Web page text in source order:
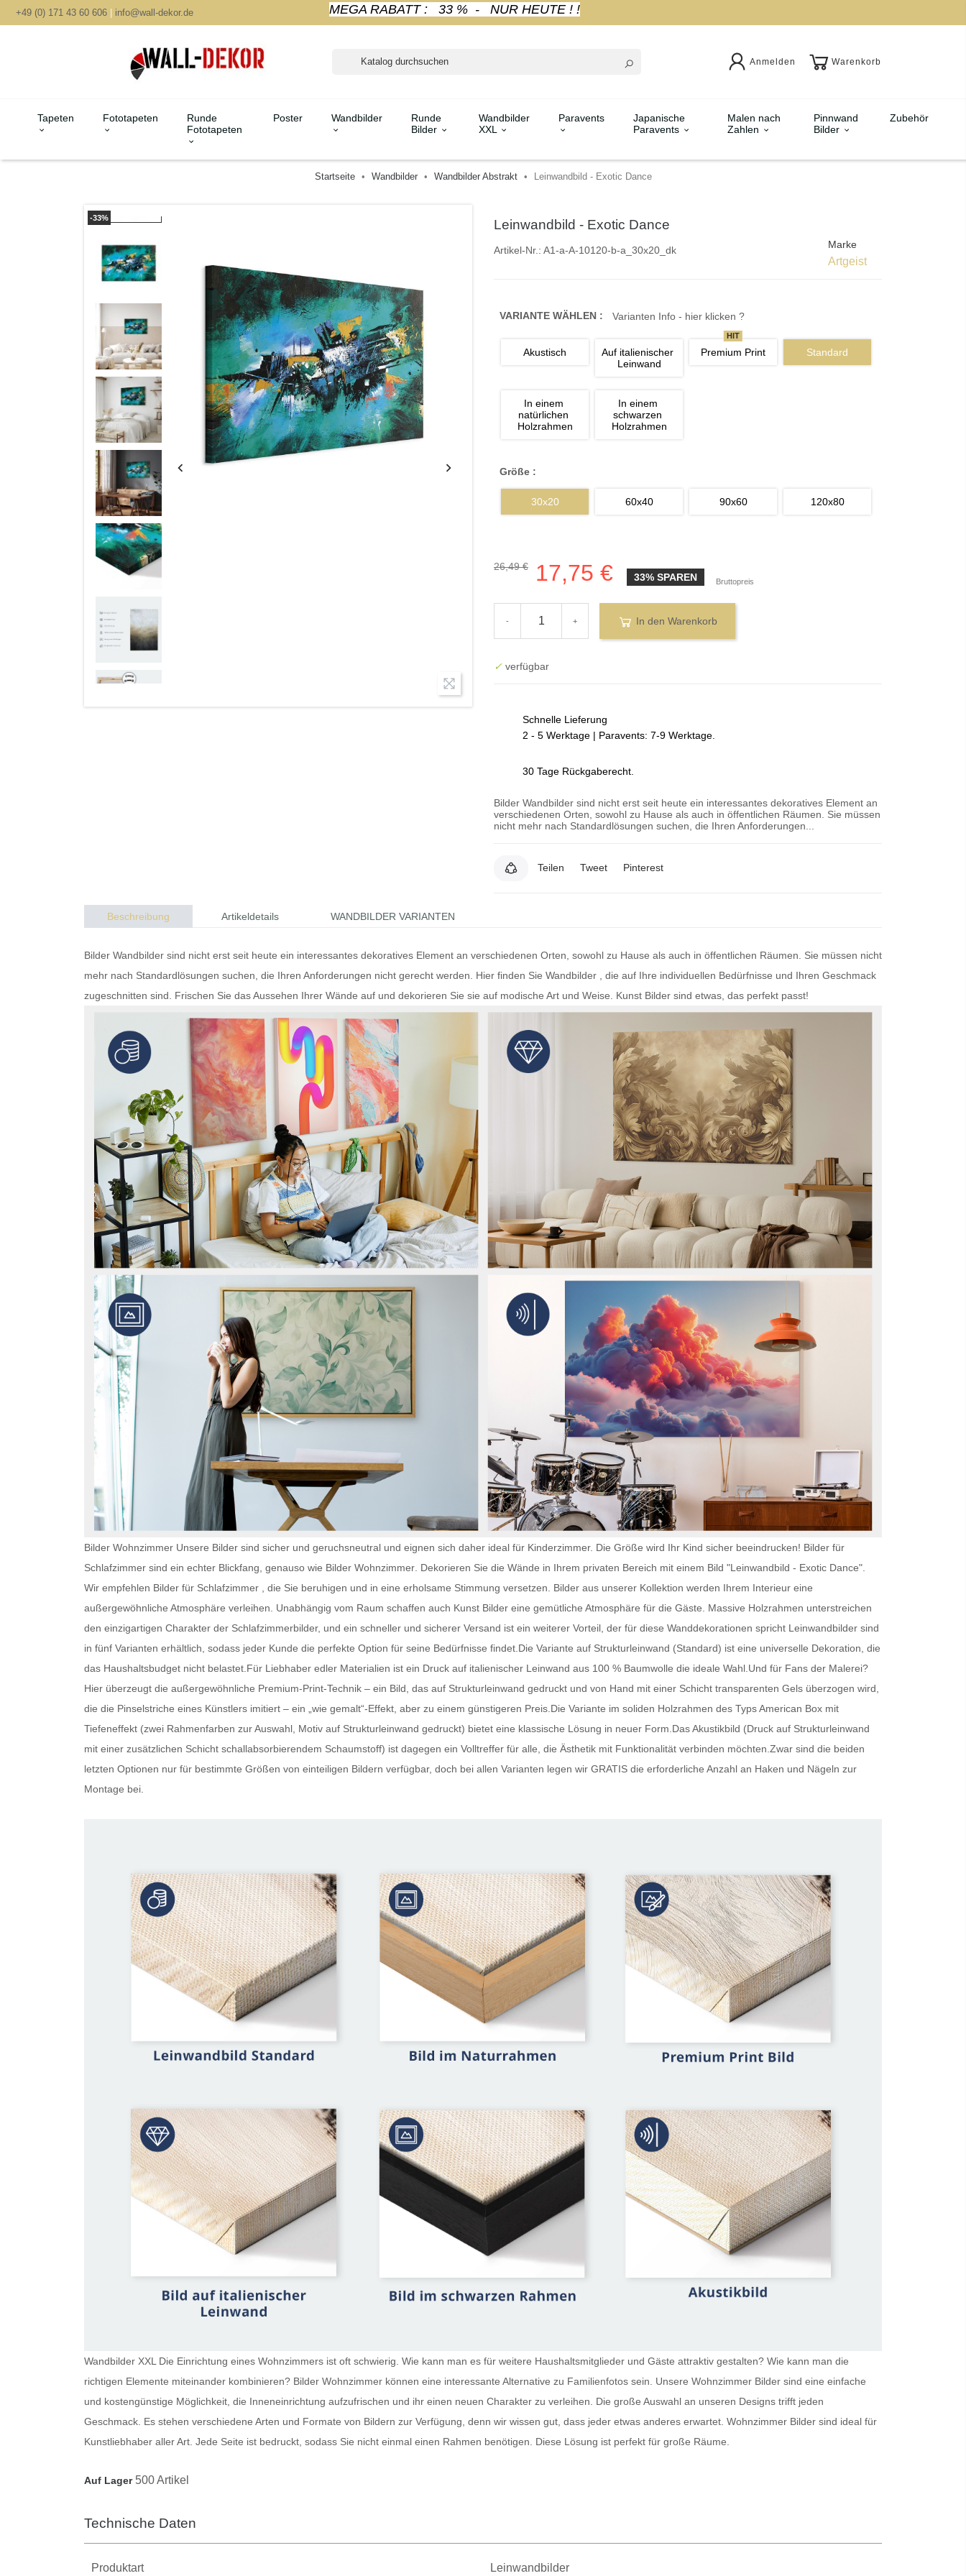
+49 (0) 171 43 60 606 | info@wall-dekor.de MEGA RABATT : 33 % - NUR HEUTE ! !
Anmelden Warenkorb
Tapeten Fototapeten
Runde
Fototapeten
Poster Wandbilder
Runde
Bilder
Wandbilder
XXL
Paravents
Japanische
Paravents
Malen nach
Zahlen
Pinnwand
Bilder
Zubehör
Startseite Wandbilder Wandbilder Abstrakt Leinwandbild - Exotic Dance
-33% Leinwandbild - Exotic Dance
Artikel-Nr.: A1-a-A-10120-b-a_30x20_dk Marke
Artgeist
VARIANTE WÄHLEN : Varianten Info - hier klicken ?
Akustisch
Auf italienischer
Leinwand
Premium Print
HIT
Standard
In einem
natürlichen
Holzrahmen
In einem
schwarzen
Holzrahmen
Größe :
30x20 60x40 90x60 120x80
26,49 € 17,75 € 33% SPAREN Bruttopreis
- + In den Warenkorb
✓ verfügbar
Schnelle Lieferung
2 - 5 Werktage | Paravents: 7-9 Werktage.
30 Tage Rückgaberecht.
Bilder Wandbilder sind nicht erst seit heute ein interessantes dekoratives Element an
verschiedenen Orten, sowohl zu Hause als auch in öffentlichen Räumen. Sie müssen
nicht mehr nach Standardlösungen suchen, die Ihren Anforderungen...
Teilen Tweet Pinterest
Beschreibung Artikeldetails WANDBILDER VARIANTEN
Bilder Wandbilder sind nicht erst seit heute ein interessantes dekoratives Element an verschiedenen Orten, sowohl zu Hause als auch in öffentlichen Räumen. Sie müssen nicht
mehr nach Standardlösungen suchen, die Ihren Anforderungen nicht gerecht werden. Hier finden Sie Wandbilder , die auf Ihre individuellen Bedürfnisse und Ihren Geschmack
zugeschnitten sind. Frischen Sie das Aussehen Ihrer Wände auf und dekorieren Sie sie auf modische Art und Weise. Kunst Bilder sind etwas, das perfekt passt!
Bilder Wohnzimmer Unsere Bilder sind sicher und geruchsneutral und eignen sich daher ideal für Kinderzimmer. Die Größe wird Ihr Kind sicher beeindrucken! Bilder für
Schlafzimmer sind ein echter Blickfang, genauso wie Bilder Wohnzimmer . Dekorieren Sie die Wände in Ihrem privaten Bereich mit einem Bild "Leinwandbild - Exotic Dance".
Wir empfehlen Bilder für Schlafzimmer , die Sie beruhigen und in eine erholsame Stimmung versetzen. Bilder aus unserer Kollektion werden Ihrem Interieur eine
außergewöhnliche Atmosphäre verleihen. Unabhängig vom Raum schaffen auch Kunst Bilder eine gemütliche Atmosphäre für die Gäste. Massive Holzrahmen unterstreichen
den einzigartigen Charakter der Schlafzimmerbilder, und ein schneller und sicherer Versand ist ein weiterer Vorteil, der für diese Wanddekorationen spricht Leinwandbilder sind
in fünf Varianten erhältlich, sodass jeder Kunde die perfekte Option für seine Bedürfnisse findet.Die Variante auf Strukturleinwand (Standard) ist eine universelle Dekoration, die
das Haushaltsbudget nicht belastet.Für Liebhaber edler Materialien ist ein Druck auf italienischer Leinwand aus 100 % Baumwolle die ideale Wahl.Und für Fans der Malerei?
Hier überzeugt die außergewöhnliche Premium-Print-Technik – ein Bild, das auf Strukturleinwand gedruckt und von Hand mit einer Schicht transparenten Gels überzogen wird,
die die Pinselstriche eines Künstlers imitiert – ein „wie gemalt“-Effekt, aber zu einem günstigeren Preis.Die Variante im soliden Holzrahmen des Typs American Box mit
Tiefeneffekt (zwei Rahmenfarben zur Auswahl, Motiv auf Strukturleinwand gedruckt) bietet eine klassische Lösung in neuer Form.Das Akustikbild (Druck auf Strukturleinwand
mit einer zusätzlichen Schicht schallabsorbierendem Schaumstoff) ist dagegen ein Volltreffer für alle, die Ästhetik mit Funktionalität verbinden möchten.Zwar sind die beiden
letzten Optionen nur für bestimmte Größen von einteiligen Bildern verfügbar, doch bei allen Varianten legen wir GRATIS die erforderliche Anzahl an Haken und Nägeln zur
Montage bei.
Wandbilder XXL Die Einrichtung eines Wohnzimmers ist oft schwierig. Wie kann man es für weitere Haushaltsmitglieder und Gäste attraktiv gestalten? Wie kann man die
richtigen Elemente miteinander kombinieren? Bilder Wohnzimmer können eine interessante Alternative zu Familienfotos sein. Unsere Wohnzimmer Bilder sind eine einfache
und kostengünstige Möglichkeit, die Inneneinrichtung aufzufrischen und ihr einen neuen Charakter zu verleihen. Die große Auswahl an unseren Designs trifft jeden
Geschmack. Es stehen verschiedene Arten und Formate von Bildern zur Verfügung, denn wir wissen gut, dass jeder etwas anderes erwartet. Wohnzimmer Bilder sind ideal für
Kunstliebhaber aller Art. Jede Seite ist bedruckt, sodass Sie nicht einmal einen Rahmen benötigen. Diese Lösung ist perfekt für große Räume.
Auf Lager 500 Artikel
Technische Daten
Produktart Leinwandbilder